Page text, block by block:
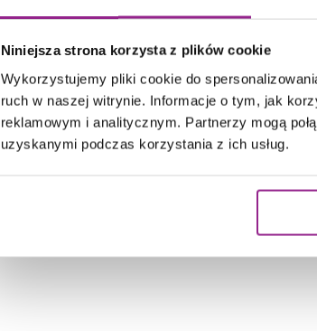
Niniejsza strona korzysta z plików cookie
Wykorzystujemy pliki cookie do
ruch w naszej witrynie. Informacje o tym, jak
reklamowym i analitycznym. Partnerzy mogą
uzyskanymi podczas korzystania z ich usług.
Kwiecień 2020
Styczeń 2020
Wdrożenie aplikacji